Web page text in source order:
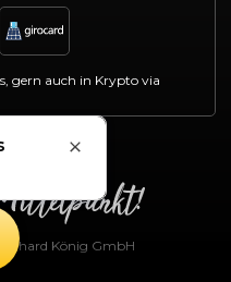
gern auch in Krypto via
König GmbH
Schließen